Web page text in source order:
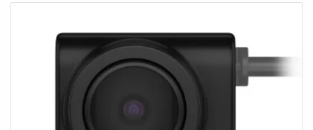
Fonctionnement sur batterie jusqu'à 7 heures, Puissance
de sortie RF: 10 dBm, Connexions: Entrée: microphone via
prise jack 3,5 mm (mono) version 2,5 V, Poids: 0,032 kg,
Récepteur, Type de batterie: 1 x lithium-ion 3,7 V, 435 mAh,
1,61 Wh, Bloc-batterie: Fonctionnement sur batterie
jusqu'à 7 heures, Connexions: Sortie: jack 3,5 mm (mono)